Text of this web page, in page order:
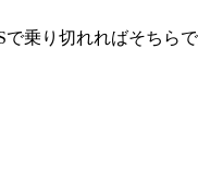
り切れればそちら